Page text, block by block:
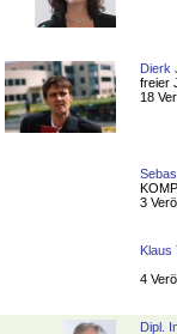
Dierk
freier
18
3
Klaus
4
Dipl.